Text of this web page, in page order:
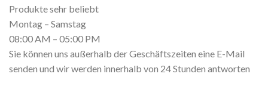
Produkte sehr beliebt
Montag – Samstag
08:00 AM – 05:00 PM
Sie können uns außerhalb der Geschäftszeiten eine E-Mail
senden und wir werden innerhalb von 24 Stunden antworten